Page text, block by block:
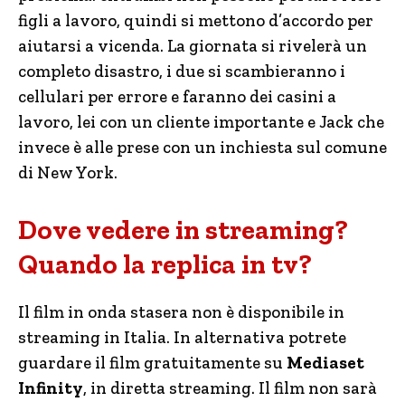
figli a lavoro, quindi si mettono d’accordo per
aiutarsi a vicenda. La giornata si rivelerà un
completo disastro, i due si scambieranno i
cellulari per errore e faranno dei casini a
lavoro, lei con un cliente importante e Jack che
invece è alle prese con un inchiesta sul comune
di New York.
Dove vedere in streaming?
Quando la replica in tv?
Il film in onda stasera non è disponibile in
streaming in Italia. In alternativa potrete
guardare il film gratuitamente su Mediaset
Infinity, in diretta streaming. Il film non sarà